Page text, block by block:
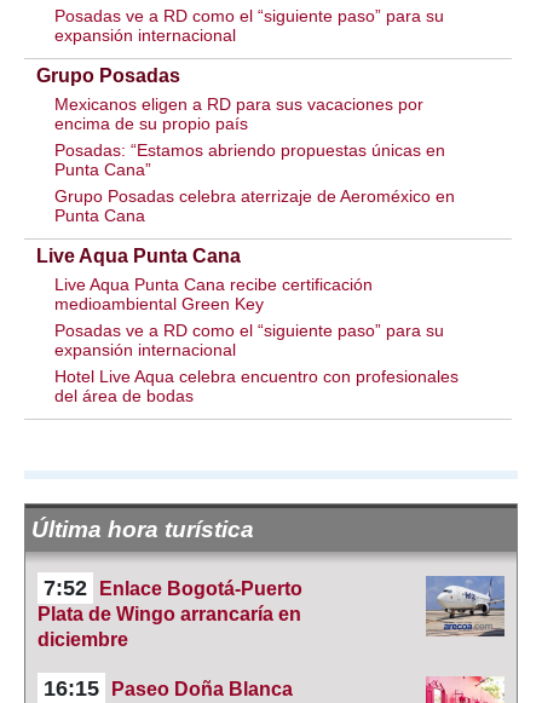
Posadas ve a RD como el “siguiente paso” para su
expansión internacional
Grupo Posadas
Mexicanos eligen a RD para sus vacaciones por
encima de su propio país
Posadas: “Estamos abriendo propuestas únicas en
Punta Cana”
Grupo Posadas celebra aterrizaje de Aeroméxico en
Punta Cana
Live Aqua Punta Cana
Live Aqua Punta Cana recibe certificación
medioambiental Green Key
Posadas ve a RD como el “siguiente paso” para su
expansión internacional
Hotel Live Aqua celebra encuentro con profesionales
del área de bodas
Última hora turística
7:52
Enlace Bogotá-Puerto
Plata de Wingo arrancaría en
diciembre
16:15
Paseo Doña Blanca